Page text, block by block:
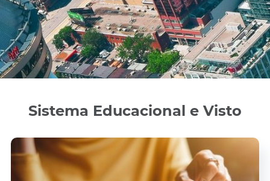
Sistema Educacional e Visto